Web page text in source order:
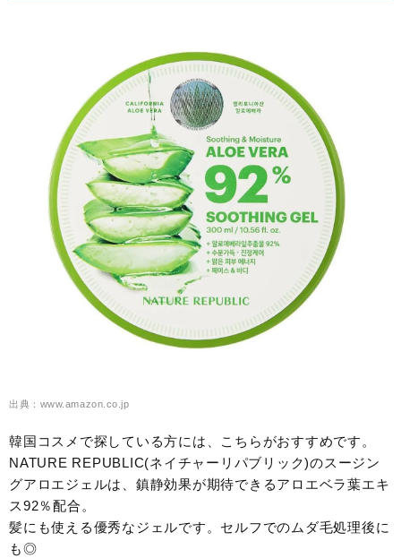
出典：www.amazon.co.jp
韓国コスメで探している方には、こちらがおすすめです。
NATURE REPUBLIC(ネイチャーリパブリック)のスージン
グアロエジェルは、鎮静効果が期待できるアロエベラ葉エキ
ス92％配合。
髪にも使える優秀なジェルです。セルフでのムダ毛処理後に
も◎